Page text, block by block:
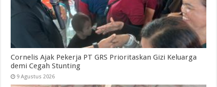
Cornelis Ajak Pekerja PT GRS Prioritaskan Gizi Keluarga
demi Cegah Stunting
9 Agustus 2026